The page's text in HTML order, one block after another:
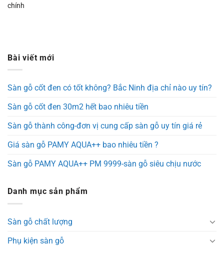
chính
Bài viết mới
Sàn gỗ cốt đen có tốt không? Bắc Ninh địa chỉ nào uy tín?
Sàn gỗ cốt đen 30m2 hết bao nhiêu tiền
Sàn gỗ thành công-đơn vị cung cấp sàn gỗ uy tín giá rẻ
Giá sàn gỗ PAMY AQUA++ bao nhiêu tiền ?
Sàn gỗ PAMY AQUA++ PM 9999-sàn gỗ siêu chịu nước
Danh mục sản phẩm
Sàn gỗ chất lượng
Phụ kiện sàn gỗ